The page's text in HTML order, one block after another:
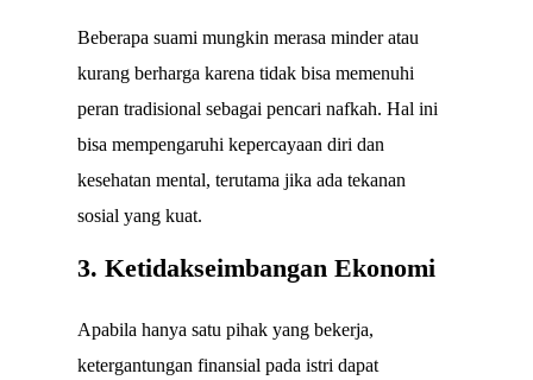
Beberapa suami mungkin merasa minder atau
kurang berharga karena tidak bisa memenuhi
peran tradisional sebagai pencari nafkah. Hal ini
bisa mempengaruhi kepercayaan diri dan
kesehatan mental, terutama jika ada tekanan
sosial yang kuat.
3. Ketidakseimbangan Ekonomi
Apabila hanya satu pihak yang bekerja,
ketergantungan finansial pada istri dapat